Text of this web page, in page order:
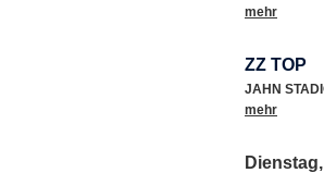
mehr
ZZ TOP
JAHN
mehr